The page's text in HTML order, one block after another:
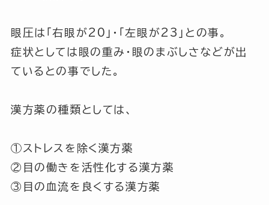
眼圧は 「右眼が20」 ・ 「左眼が23」 との事。
症状としては 眼の重み ・ 眼のまぶしさ などが出
ているとの事でした。
漢方薬の種類としては、
①ストレスを除く漢方薬
②目の働きを活性化する漢方薬
③目の血流を良くする漢方薬